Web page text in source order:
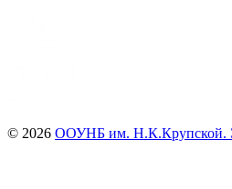
© 2026 ООУНБ им. Н.К.Крупской.